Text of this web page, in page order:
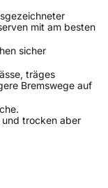
mit am besten
sicher
träges
Bremswege auf
trocken aber